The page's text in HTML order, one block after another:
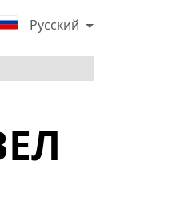
Русский